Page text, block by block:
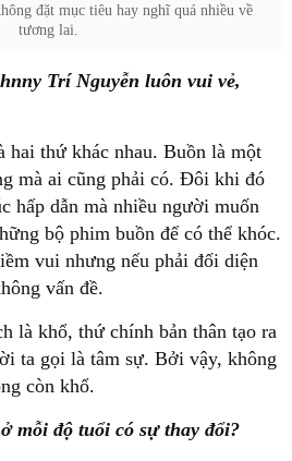
đặt mục tiêu hay nghĩ quá nhiều về
tương lai.
Trí Nguyễn luôn vui vẻ,
hai thứ khác nhau. Buồn là một
mà ai cũng phải có. Đôi khi đó
hấp dẫn mà nhiều người muốn
bộ phim buồn để có thể khóc.
vui nhưng nếu phải đối diện
vấn đề.
là khổ, thứ chính bản thân tạo ra
ta gọi là tâm sự. Bởi vậy, không
còn khổ.
mỗi độ tuổi có sự thay đổi?